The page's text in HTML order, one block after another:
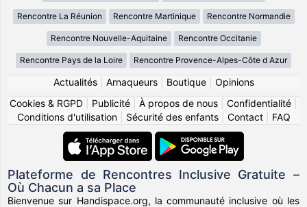
Rencontre La Réunion Rencontre Martinique Rencontre Normandie
Rencontre Nouvelle-Aquitaine Rencontre Occitanie
Rencontre Pays de la Loire Rencontre Provence-Alpes-Côte d Azur
Actualités| Arnaqueurs| Boutique| Opinions
Cookies & RGPD
Publicité À propos de nous Confidentialité
Conditions d'utilisation| Sécurité des enfants| Contact| FAQ
Plateforme de Rencontres Inclusive Gratuite –
Où Chacun a sa Place
Bienvenue sur Handispace.org, la communauté inclusive où les